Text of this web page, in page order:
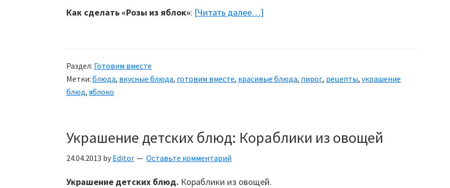
Как сделать «Розы из яблок»: [Читать далее…]
—
яблок
Раздел: Готовим вместе
Метки: блюда, вкусные блюда, готовим вместе, красивые блюда, пирог, рецепты, украшение
блюд, яблоко
Украшение детских блюд: Кораблики из овощей
24.04.2013 by Editor Оставьте комментарий
Украшение детских блюд. Кораблики из овощей.